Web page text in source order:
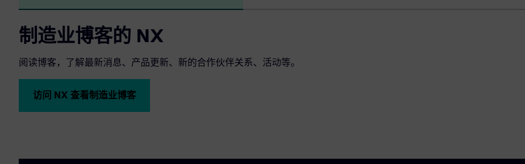
制造业博客的 NX
阅读博客，了解最新消息、产品更新、新的合作伙伴关系、活动等。
访问 NX 查看制造业博客